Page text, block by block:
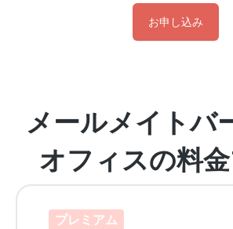
お申し込み
メールメイトバ
オフィスの料
プレミアム